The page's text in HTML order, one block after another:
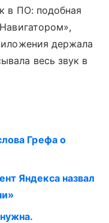
в ПО: подобная
держала
весь звук в
Грефа о
Яндекса назвал